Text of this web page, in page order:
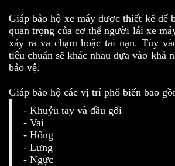
Giáp bảo hộ xe máy được thiết kế để
quan trọng của cơ thể người lái xe
xảy ra va chạm hoặc tai nạn. Tùy
tiêu chuẩn sẽ khác nhau dựa vào khả
bảo vệ.
Giáp bảo hộ các vị trí phổ biến bao
- Khuỷu tay và đầu gối
- Vai
- Hông
- Lưng
- Ngực